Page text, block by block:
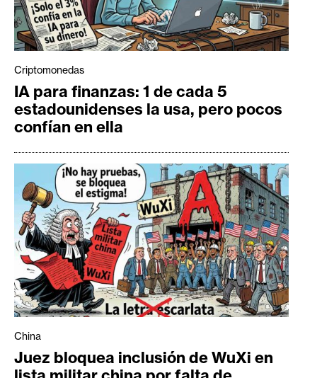
Criptomonedas
IA para finanzas: 1 de cada 5
estadounidenses la usa, pero pocos
confían en ella
China
Juez bloquea inclusión de WuXi en